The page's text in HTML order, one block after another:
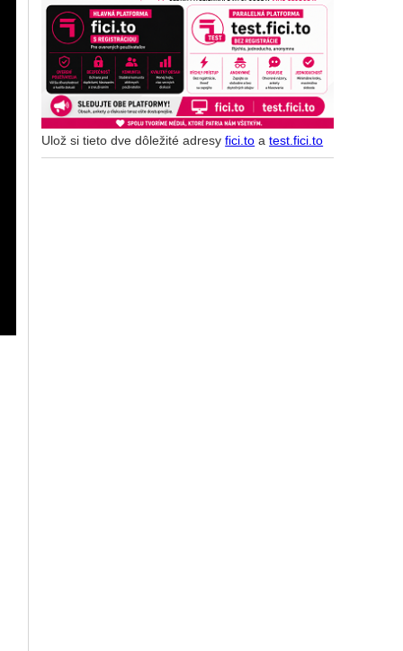
Ulož si tieto dve dôležité adresyfici.to atest.fici.to